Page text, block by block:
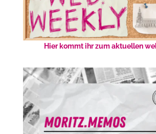
Hier kommt ihr zum aktuellen